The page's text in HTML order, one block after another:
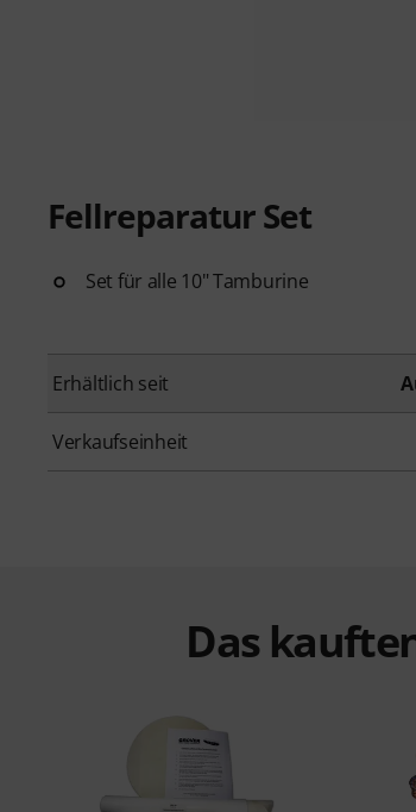
Fellreparatur Set
Set für alle 10" Tamburine
Erhältlich seit
Verkaufseinheit
Das